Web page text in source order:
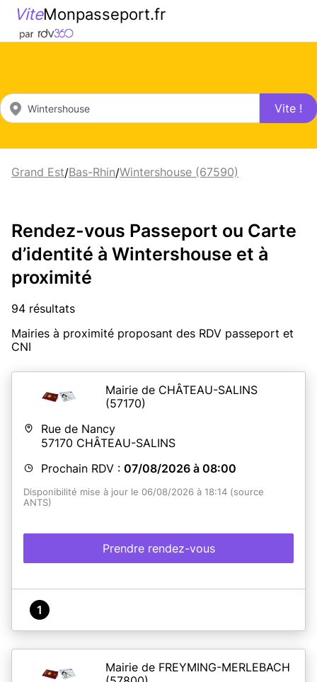
ViteMonpasseport.fr
Vite !
Grand Est/Bas-Rhin/Wintershouse (67590)
Rendez-vous Passeport ou Carte
d’identité à Wintershouse et à
proximité
94 résultats
Mairies à proximité proposant des RDV passeport et
CNI
Mairie de CHÂTEAU-SALINS
(57170)
Rue de Nancy
57170 CHÂTEAU-SALINS
Prochain RDV : 07/08/2026 à 08:00
Disponibilité mise à jour le 06/08/2026 à 18:14 (source
ANTS)
Prendre rendez-vous
1
Mairie de FREYMING-MERLEBACH